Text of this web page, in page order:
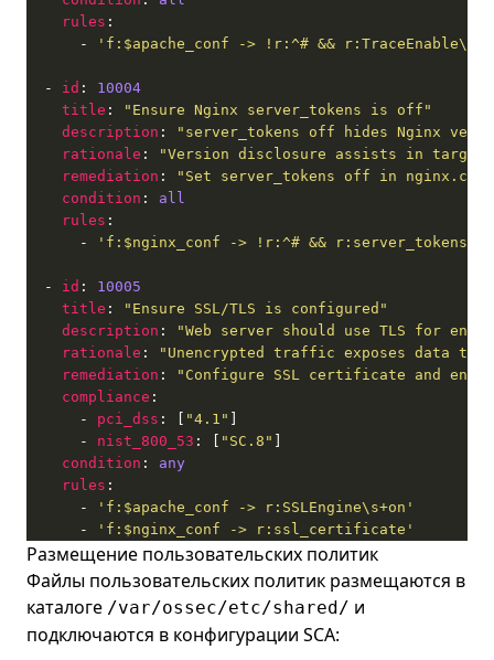
rules
      -
'f:$apache_conf -> !r:^# &&
  -
id : 10004
title :
"Ensure Nginx server_tokens is off"
description :
"server_tokens off hides Nginx
rationale :
"Version disclosure assists in
remediation :
"Set server_tokens off in
condition : all
rules
      -
'f:$nginx_conf -> !r:^# &&
  -
id : 10005
title :
"Ensure SSL/TLS is configured"
description :
"Web server should use TLS for
rationale :
"Unencrypted traffic exposes data to
remediation :
"Configure SSL certificate and
compliance
      -
pci_dss : [ "4.1"
      -
nist_800_53 : [ "SC.8"
condition : any
rules
      -
'f:$apache_conf -> r:SSLEngine\s+on'
      -
'f:$nginx_conf -> r:ssl_certificate'
Размещение пользовательских политик
Файлы пользовательских политик размещаются в
каталоге /var/ossec/etc/shared/ и
подключаются в конфигурации SCA: